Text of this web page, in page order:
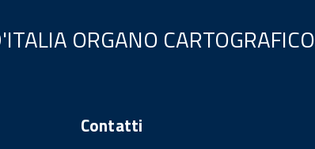
ORGANO
Contatti